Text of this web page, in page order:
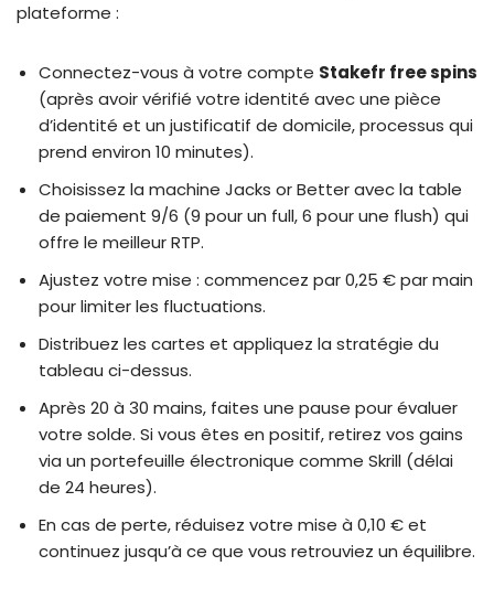
plateforme :
Connectez-vous à votre compte Stakefr free spins
(après avoir vérifié votre identité avec une pièce
d’identité et un justificatif de domicile, processus qui
prend environ 10 minutes).
Choisissez la machine Jacks or Better avec la table
de paiement 9/6 (9 pour un full, 6 pour une flush) qui
offre le meilleur RTP.
Ajustez votre mise : commencez par 0,25 € par main
pour limiter les fluctuations.
Distribuez les cartes et appliquez la stratégie du
tableau ci-dessus.
Après 20 à 30 mains, faites une pause pour évaluer
votre solde. Si vous êtes en positif, retirez vos gains
via un portefeuille électronique comme Skrill (délai
de 24 heures).
En cas de perte, réduisez votre mise à 0,10 € et
continuez jusqu’à ce que vous retrouviez un équilibre.